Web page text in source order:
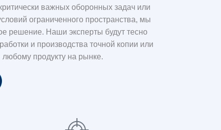
важных оборонных задач или
ограниченного пространства, мы
решение. Наши эксперты будут тесно
и производства точной копии или
продукту на рынке.